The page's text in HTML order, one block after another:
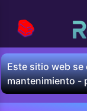
📚
Este sitio web se
mantenimiento -